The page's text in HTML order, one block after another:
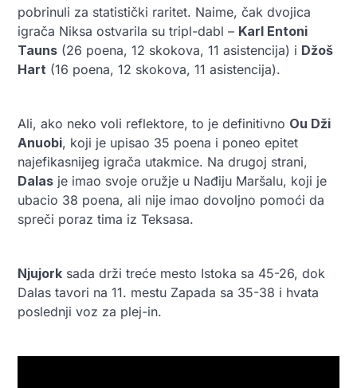
pobrinuli za statistički raritet. Naime, čak dvojica
igrača Niksa ostvarila su tripl-dabl – Karl Entoni
Tauns (26 poena, 12 skokova, 11 asistencija) i Džoš
Hart (16 poena, 12 skokova, 11 asistencija).
Ali, ako neko voli reflektore, to je definitivno Ou Dži
Anuobi, koji je upisao 35 poena i poneo epitet
najefikasnijeg igrača utakmice. Na drugoj strani,
Dalas je imao svoje oružje u Nađiju Maršalu, koji je
ubacio 38 poena, ali nije imao dovoljno pomoći da
spreči poraz tima iz Teksasa.
Njujork sada drži treće mesto Istoka sa 45-26, dok
Dalas tavori na 11. mestu Zapada sa 35-38 i hvata
poslednji voz za plej-in.